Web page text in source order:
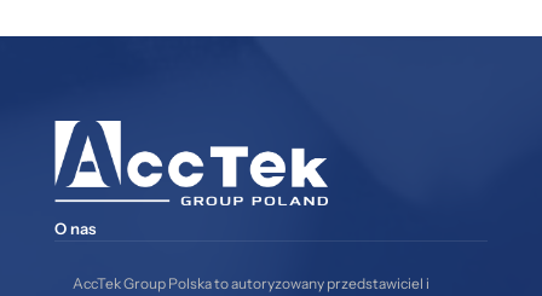
O nas
AccTek Group Polska to autoryzowany przedstawiciel i